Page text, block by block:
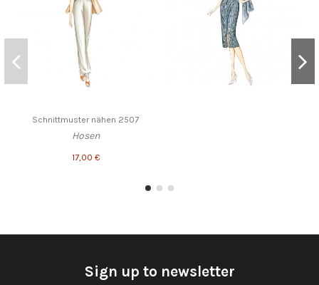
Schnittmuster nähen 2507
Hosen
17,00 €
Sign up to newsletter